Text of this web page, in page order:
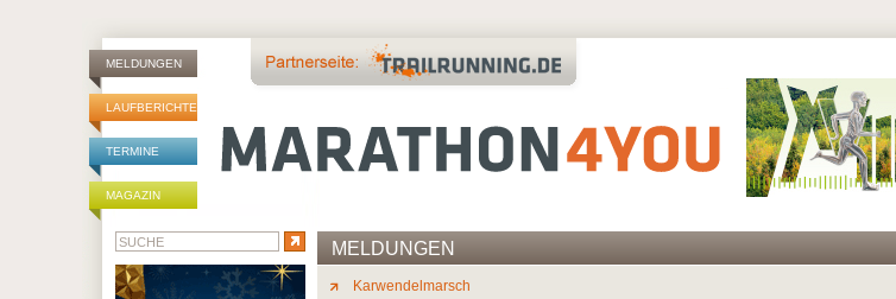
MELDUNGEN
LAUFBERICHTE
TERMINE
MAGAZIN
MELDUNGEN
Karwendelmarsch